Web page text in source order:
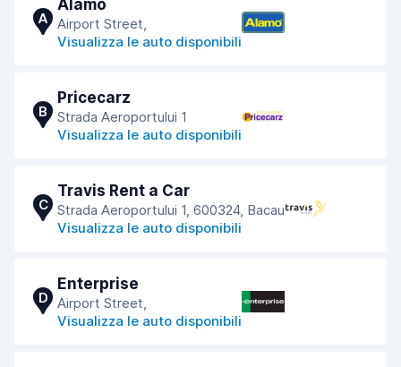
A
Alamo
Airport Street,
Visualizza le auto disponibili
B
Pricecarz
Strada Aeroportului 1
Visualizza le auto disponibili
C
Travis Rent a Car
Strada Aeroportului 1, 600324, Bacau
Visualizza le auto disponibili
D
Enterprise
Airport Street,
Visualizza le auto disponibili